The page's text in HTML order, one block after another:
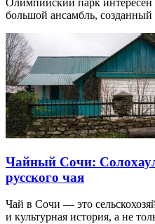
большой ансамбль, созданный
Чайный Сочи:
русского чая
Чай в Сочи — это
и культурная история, а не